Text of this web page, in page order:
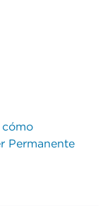
Permanente